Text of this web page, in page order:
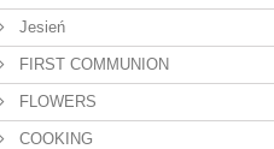
Jesień
FIRST COMMUNION
FLOWERS
COOKING